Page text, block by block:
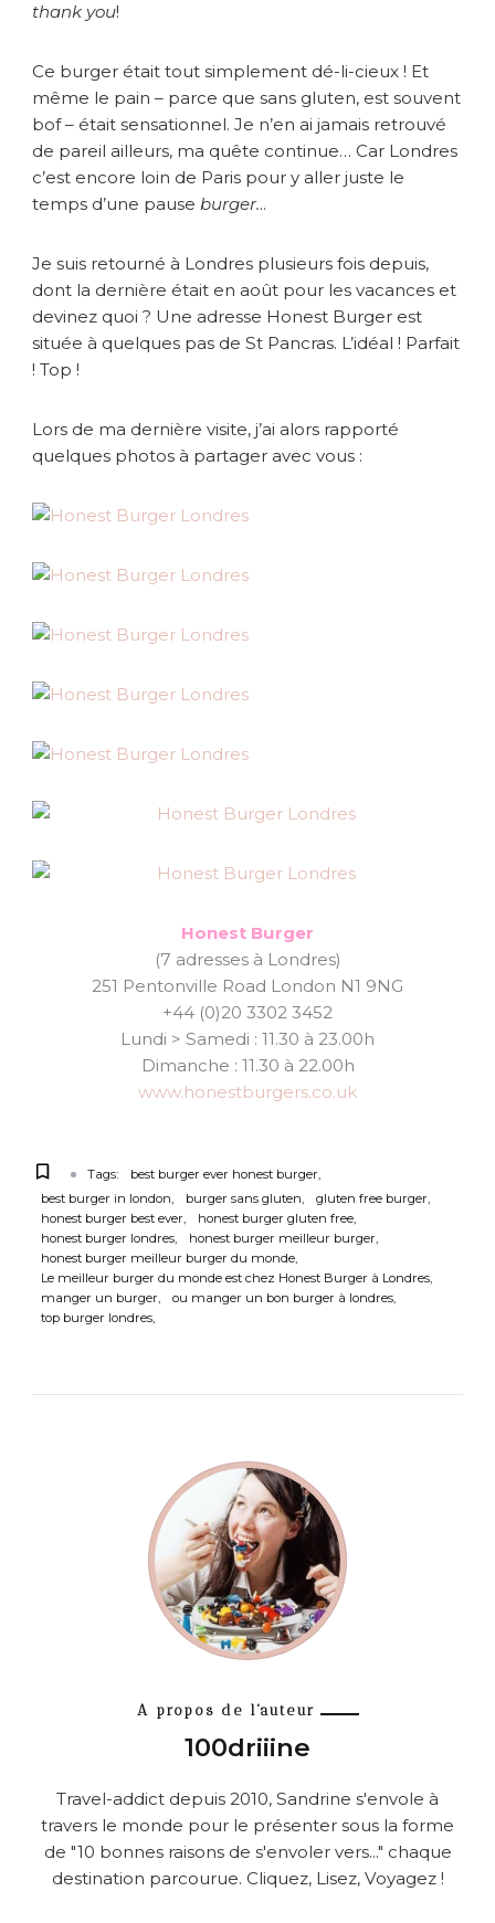
)
thank you!
Ce burger était tout simplement dé-li-cieux ! Et
même le pain – parce que sans gluten, est souvent
bof – était sensationnel. Je n’en ai jamais retrouvé
de pareil ailleurs, ma quête continue… Car Londres
c’est encore loin de Paris pour y aller juste le
temps d’une pause burger...
Je suis retourné à Londres plusieurs fois depuis,
dont la dernière était en août pour les vacances et
devinez quoi ? Une adresse Honest Burger est
située à quelques pas de St Pancras. L’idéal ! Parfait
! Top !
Lors de ma dernière visite, j’ai alors rapporté
quelques photos à partager avec vous :
Honest Burger
(7 adresses à Londres)
251 Pentonville Road London N1 9NG
+44 (0)20 3302 3452
Lundi > Samedi : 11.30 à 23.00h
Dimanche : 11.30 à 22.00h
www.honestburgers.co.uk
Tags:
best burger ever honest burger
best burger in london
burger sans gluten
gluten free burger
honest burger best ever
honest burger gluten free
honest burger londres
honest burger meilleur burger
honest burger meilleur burger du monde
Le meilleur burger du monde est chez Honest Burger à Londres
manger un burger
ou manger un bon burger à londres
top burger londres
A propos de l'auteur
100driiine
Travel-addict depuis 2010, Sandrine s'envole à
travers le monde pour le présenter sous la forme
de "10 bonnes raisons de s'envoler vers..." chaque
destination parcourue. Cliquez, Lisez, Voyagez !